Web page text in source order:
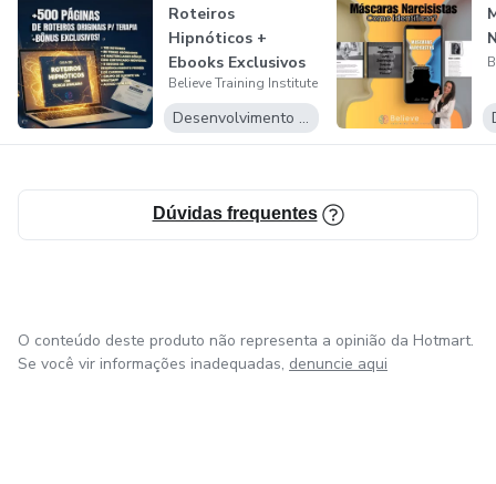
Roteiros
Hipnóticos +
Ebooks Exclusivos
Believe Training Institute
Desenvolvimento Pessoal
Dúvidas frequentes
O conteúdo deste produto não representa a opinião da Hotmart.
Se você vir informações inadequadas, denuncie aqui